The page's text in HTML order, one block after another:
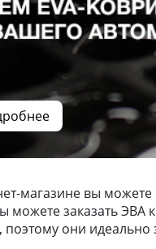
магазине вы можете
можете заказать
поэтому они